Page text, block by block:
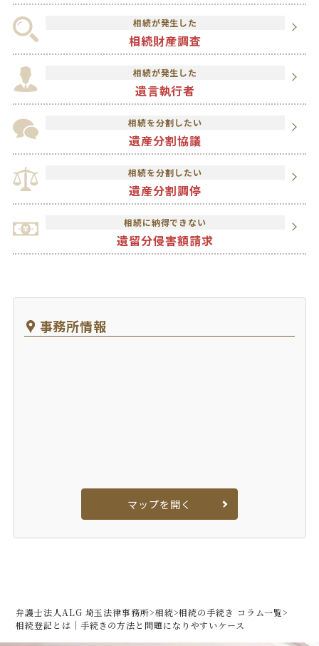
相続が発生した
相続財産調査
相続が発生した
遺言執行者
相続を分割したい
遺産分割協議
相続を分割したい
遺産分割調停
相続に納得できない
遺留分侵害額請求
事務所情報
マップを開く
弁護士法人ALG 埼玉法律事務所>相続>相続の手続き コラム一覧>
相続登記とは｜手続きの方法と問題になりやすいケース